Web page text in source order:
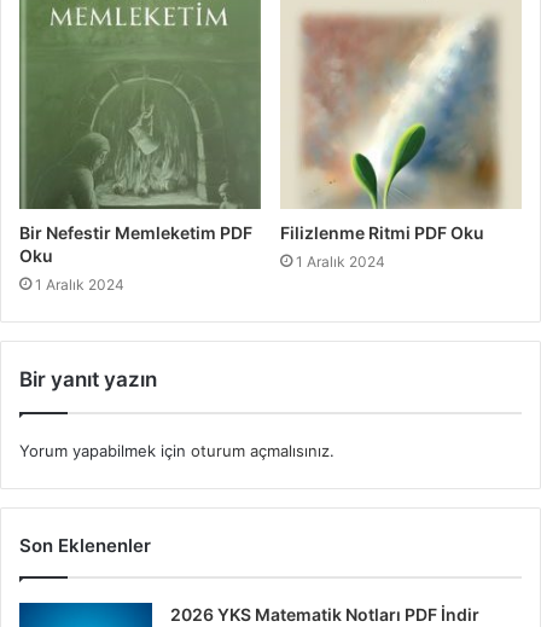
Bir Nefestir Memleketim PDF
Oku
1 Aralık 2024
Filizlenme Ritmi PDF Oku
1 Aralık 2024
Bir yanıt yazın
Yorum yapabilmek için oturum açmalısınız.
Son Eklenenler
2026 YKS Matematik Notları PDF İndir